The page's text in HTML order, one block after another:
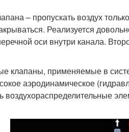
– пропускать воздух
Реализуется
оси внутри канала.
клапаны, применяемые в
аэродинамическое
воздухораспределительные